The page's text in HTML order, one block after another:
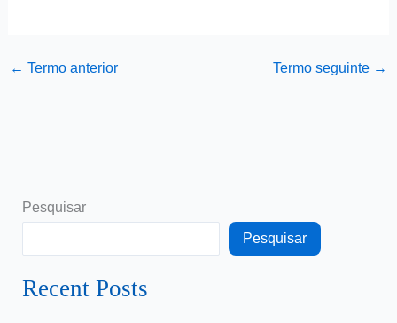
← Termo anterior Termo seguinte →
Pesquisar
Pesquisar
Recent Posts